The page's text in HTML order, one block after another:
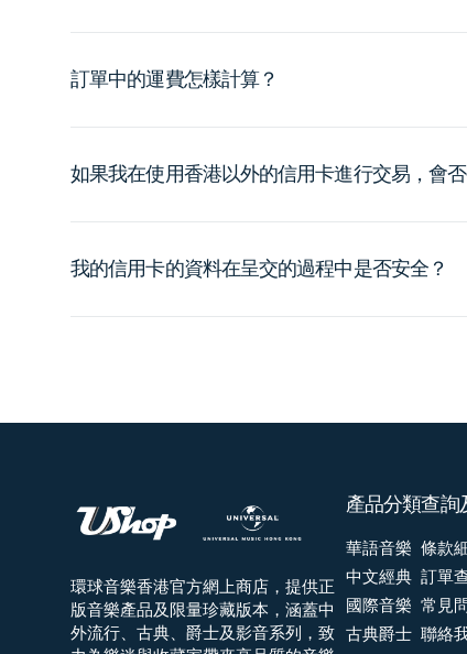
訂單中的運費怎樣計算？
如果我在使用香港以外的信用卡進行交易，會
我的信用卡的資料在呈交的過程中是否安全？
環球音樂香港官方網上商店，提供正
版音樂產品及限量珍藏版本，涵蓋中
外流行、古典、爵士及影音系列，致
產品分類
華語音樂
中文經典
國際音樂
古典爵士
查詢
條款
訂單
常見
聯絡